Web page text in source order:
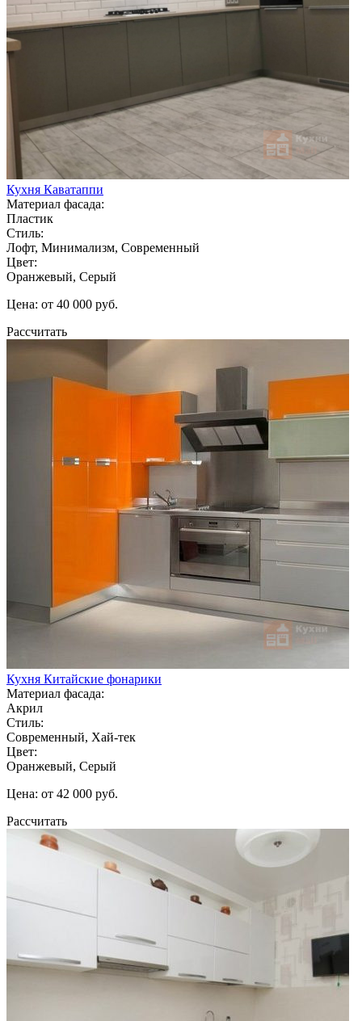
Кухня Каватаппи
Материал фасада:
Пластик
Стиль:
Лофт, Минимализм, Современный
Цвет:
Оранжевый, Серый
Цена: от 40 000 руб.
Рассчитать
Кухня Китайские фонарики
Материал фасада:
Акрил
Стиль:
Современный, Хай-тек
Цвет:
Оранжевый, Серый
Цена: от 42 000 руб.
Рассчитать